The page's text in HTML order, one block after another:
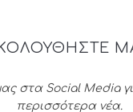
στα Social Media
περισσότερα νέα.